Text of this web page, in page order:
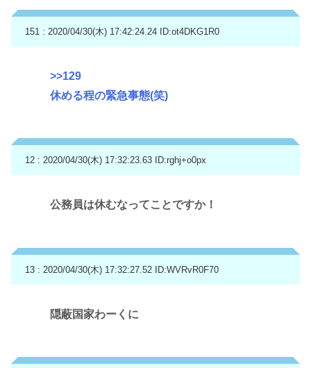
151 : 2020/04/30(木) 17:42:24.24 ID:ot4DKG1R0
>>129
休める程の緊急事態(笑)
12 : 2020/04/30(木) 17:32:23.63 ID:rghj+o0px
公務員は休むなってことですか！
13 : 2020/04/30(木) 17:32:27.52 ID:WVRvR0F70
隠蔽国家わーくに